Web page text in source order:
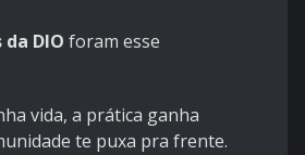
DIO foram esse
vida, a prática ganha
te puxa pra frente.